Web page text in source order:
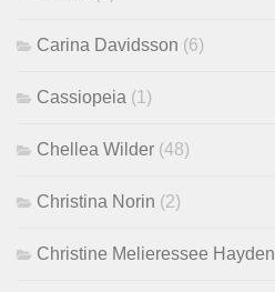
Carina Davidsson (6)
Cassiopeia (1)
Chellea Wilder (48)
Christina Norin (2)
Christine Melieressee Hayden